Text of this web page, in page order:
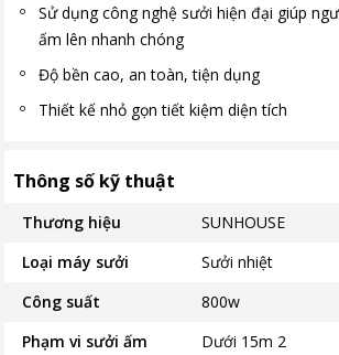
Sử dụng công nghệ sưởi hiện đại giúp
ấm lên nhanh chóng
Độ bền cao, an toàn, tiện dụng
Thiết kế nhỏ gọn tiết kiệm diện tích
Thông số kỹ thuật
Thương hiệu
SUNHOUSE
Loại máy sưởi
Sưởi nhiệt
Công suất
800w
Phạm vi sưởi ấm
Dưới 15m 2